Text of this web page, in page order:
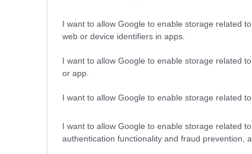
I want to allow Google to enable storage related
web or device identifiers in apps.
I want to allow Google to enable storage related
or app.
I want to allow Google to enable storage related
I want to allow Google to enable storage related
authentication functionality and fraud prevention,
θαλάσσια περιοχή
και Κύπρο, με την
Ουάσινγκτον
Οικονομία|06.03.2025
Προσωρινός «πάγος»